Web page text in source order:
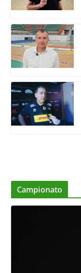
Campionato